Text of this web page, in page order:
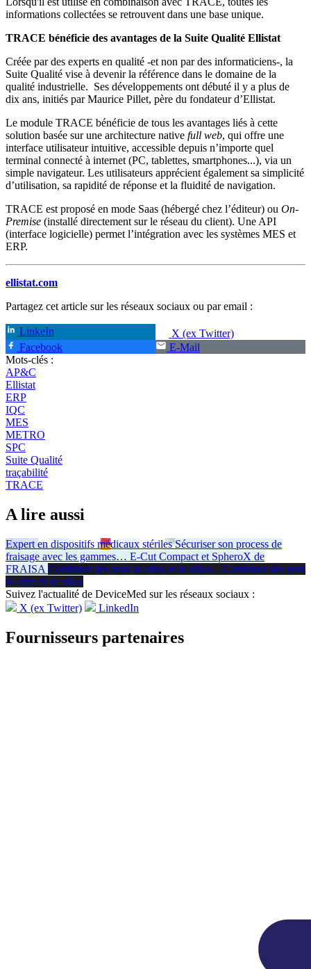
informations collectées se retrouvent dans une base unique.
TRACE bénéficie des avantages de la Suite Qualité Ellistat
Créée par des experts en qualité -et non par des informaticiens-, la
Suite Qualité vise à devenir la référence dans le domaine de la
qualité industrielle. Ses développements ont débuté il y a plus de
dix ans, initiés par Maurice Pillet, père du fondateur d’Ellistat.
Le module TRACE bénéficie de tous les avantages liés à cette
solution basée sur une architecture native full web, qui offre une
interface utilisateur intuitive, accessible depuis n’importe quel
terminal connecté à internet (PC, tablettes, smartphones...), via un
simple navigateur. Les utilisateurs apprécient également sa simplicité
d’utilisation, sa rapidité de réponse et la fluidité de navigation.
TRACE est proposé en mode Saas (hébergé chez l’éditeur) ou On-
Premise (installé directement sur le réseau du client). Une API
(interface logicielle) permet l’intégration avec les systèmes MES et
ERP.
ellistat.com
Partagez cet article sur les réseaux sociaux ou par email :
LinkeIn
X (ex Twitter)
Facebook
E-Mail
Mots-clés :
AP&C
Ellistat
ERP
IQC
MES
METRO
SPC
Suite Qualité
traçabilité
TRACE
A lire aussi
Expert en dispositifs médicaux stériles Sécuriser son process de
fraisage avec les gammes… E-Cut Compact et SpheroX de
FRAISA Combiner des tests in vitro et in silico…Combiner des tests
in vitro et in silico
Suivez l'actualité de DeviceMed sur les réseaux sociaux :
X (ex Twitter)
LinkedIn
Fournisseurs partenaires